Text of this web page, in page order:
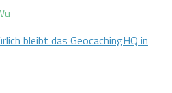
bleibt das GeocachingHQ in